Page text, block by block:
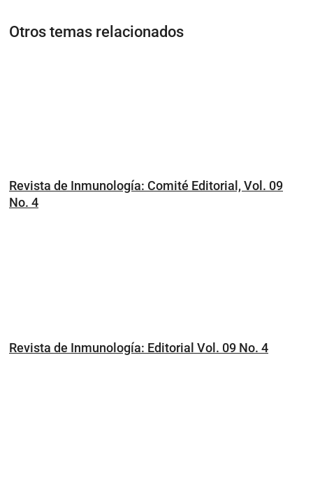
Otros temas relacionados
Revista de Inmunología: Comité Editorial, Vol. 09
No. 4
Revista de Inmunología: Editorial Vol. 09 No. 4